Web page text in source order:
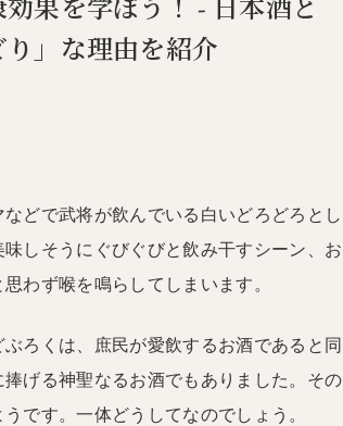
効果を学ぼう！ - 日本酒と
」な理由を紹介
どで武将が飲んでいる白いどろどろとし
しそうにぐびぐびと飲み干すシーン、お
わず喉を鳴らしてしまいます。
ろくは、庶民が愛飲するお酒であると同
げる神聖なるお酒でもありました。その
です。一体どうしてなのでしょう。